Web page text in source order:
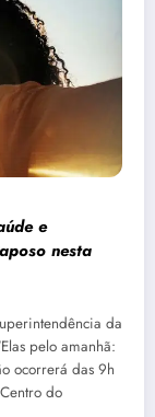
e
nesta
da
pelo amanhã:
ocorrerá das 9h
do